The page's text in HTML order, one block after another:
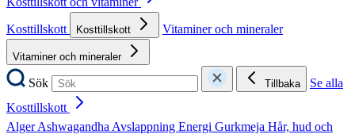
Kosttillskott
Kosttillskott Vitaminer och mineraler
Vitaminer och mineraler
Sök Tillbaka
Se alla
Kosttillskott
AlgerAshwagandhaAvslappning Energi Gurkmeja Hår, hud och